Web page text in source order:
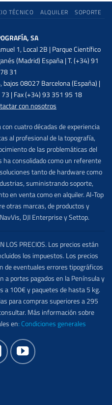
TÉCNICO ALQUILER SOPORTE
SA
1, Local 2B | Parque Científico
(Madrid) España | T. (+34) 91
31
bajos 08027 Barcelona (España) |
| Fax (+34) 93 351 95 18
con nosotros
cuatro décadas de experiencia
al profesional de la topografía,
de las problemáticas del
consolidado como un referente
tanto de hardware como
suministrando soporte,
en venta como en alquiler. Al-Top
otras marcas, de productos y
DJI Enterprise y Settop.
LOS PRECIOS. Los precios están
los impuestos. Los precios
de eventuales errores tipográficos
a portes pagados en la Península y
a 100€ y paquetes de hasta 5 kg.
para compras superiores a 295
Más información sobre
en: Condiciones generales